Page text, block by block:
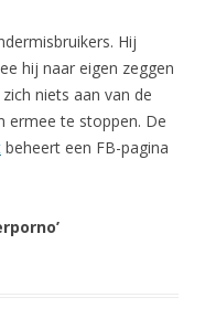
Hij
hij naar eigen zeggen
niets aan van de
ermee te stoppen. De
beheert een FB-pagina